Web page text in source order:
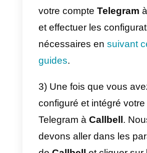
pouvez
choses avec les
programmables de
En outre, si vous
vous disposerez
d’assistance et de
biais d’applications
messagerie